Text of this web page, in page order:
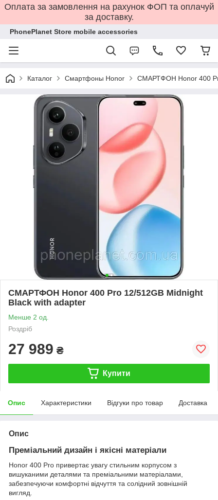
Оплата за замовлення на рахунок ФОП та оплачуй
за доставку.
PhonePlanet Store mobile accessories
Каталог Смартфоны Honor СМАРТФОН Honor 400
СМАРТФОН Honor 400 Pro 12/512GB Midnight
Black with adapter
Менше 2 од.
Роздріб
27 989 ₴
Купити
Опис Характеристики Відгуки про товар Доставка
Опис
Преміальний дизайн і якісні матеріали
Honor 400 Pro привертає увагу стильним корпусом з
вишуканими деталями та преміальними матеріалами,
забезпечуючи комфортні відчуття та солідний зовнішній
вигляд.